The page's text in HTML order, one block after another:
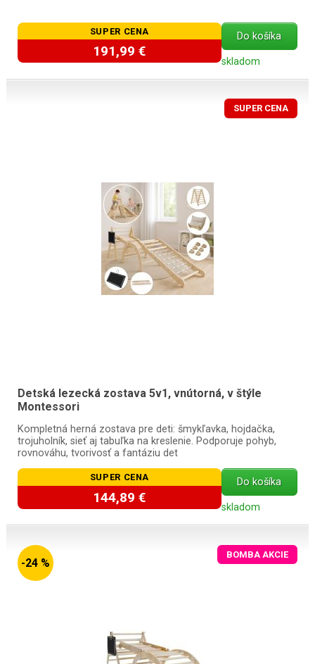
SUPER CENA
191,99 €
Do košíka
skladom
SUPER CENA
Detská lezecká zostava 5v1, vnútorná, v štýle
Montessori
Kompletná herná zostava pre deti: šmykľavka, hojdačka,
trojuholník, sieť aj tabuľka na kreslenie. Podporuje pohyb,
rovnováhu, tvorivosť a fantáziu det
SUPER CENA
144,89 €
Do košíka
skladom
-24 %
BOMBA AKCIE